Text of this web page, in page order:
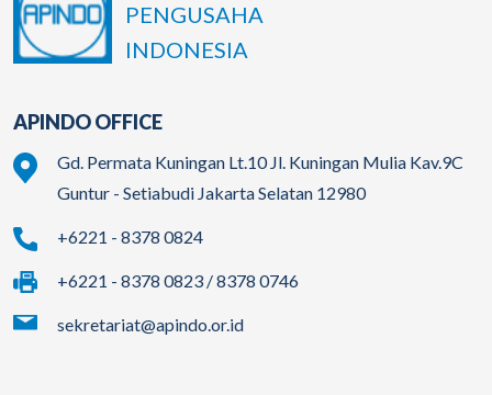
PENGUSAHA
INDONESIA
APINDO OFFICE
Gd. Permata Kuningan Lt.10 Jl. Kuningan Mulia Kav.9C
Guntur - Setiabudi Jakarta Selatan 12980
+6221 - 8378 0824
+6221 - 8378 0823 / 8378 0746
sekretariat@apindo.or.id